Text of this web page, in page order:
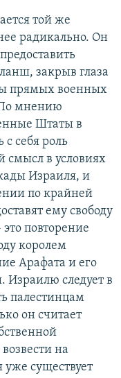
той же
радикально. Он
закрыв глаза
прямых военных
По мнению
Штаты в
с себя роль
смысл в условиях
Израиля, и
по крайней
ему свободу
повторение
королем
Арафата и его
Израилю следует в
палестинцам
он считает
на
существует